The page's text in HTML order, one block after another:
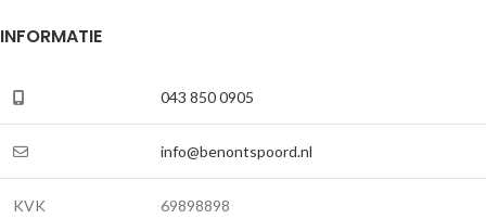
INFORMATIE
043 850 0905
info@benontspoord.nl
KVK 69898898